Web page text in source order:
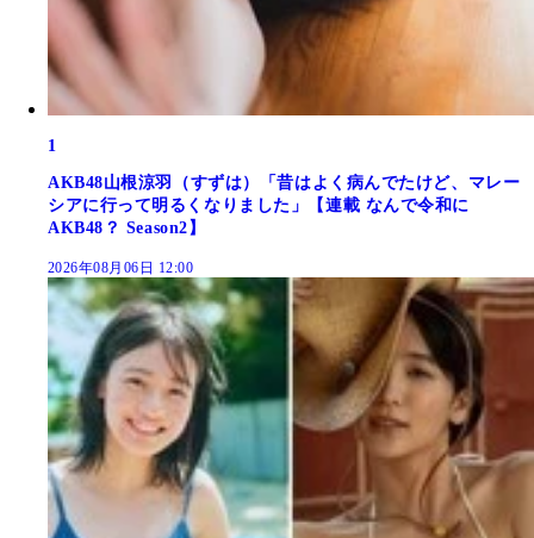
1
AKB48山根涼羽（すずは）「昔はよく病んでたけど、マレー
シアに行って明るくなりました」【連載 なんで令和に
AKB48？ Season2】
2026年08月06日 12:00